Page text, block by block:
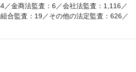
／金商法監査：6／会社法監査：1,116／
合監査：19／その他の法定監査：626／